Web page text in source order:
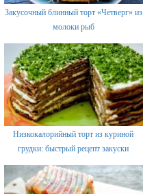
Закусочный блинный торт «Четверг» из
молоки рыб
Низкокалорийный торт из куриной
грудки: быстрый рецепт закуски